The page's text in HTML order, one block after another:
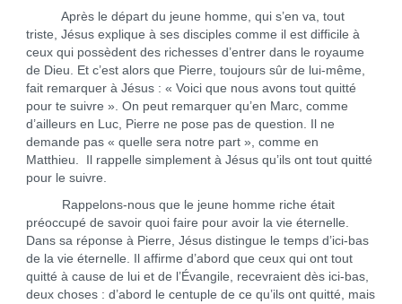
Après le départ du jeune homme, qui s’en va, tout
triste, Jésus explique à ses disciples comme il est difficile à
ceux qui possèdent des richesses d’entrer dans le royaume
de Dieu. Et c’est alors que Pierre, toujours sûr de lui-même,
fait remarquer à Jésus : « Voici que nous avons tout quitté
pour te suivre ». On peut remarquer qu’en Marc, comme
d’ailleurs en Luc, Pierre ne pose pas de question. Il ne
demande pas « quelle sera notre part », comme en
Matthieu. Il rappelle simplement à Jésus qu’ils ont tout quitté
pour le suivre.
Rappelons-nous que le jeune homme riche était
préoccupé de savoir quoi faire pour avoir la vie éternelle.
Dans sa réponse à Pierre, Jésus distingue le temps d’ici-bas
de la vie éternelle. Il affirme d’abord que ceux qui ont tout
quitté à cause de lui et de l’Évangile, recevraient dès ici-bas,
deux choses : d’abord le centuple de ce qu’ils ont quitté, mais